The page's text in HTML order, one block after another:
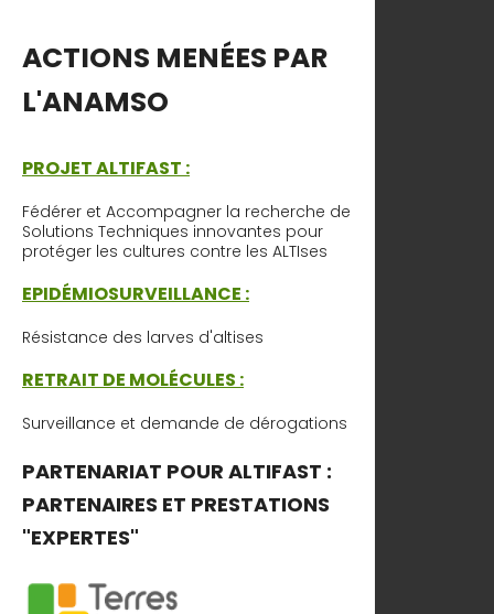
ACTIONS MENÉES PAR
L'ANAMSO
PROJET ALTIFAST :
Fédérer et Accompagner la recherche de
Solutions Techniques innovantes pour
protéger les cultures contre les ALTIses
EPIDÉMIOSURVEILLANCE :
Résistance des larves d'altises
RETRAIT DE MOLÉCULES :
Surveillance et demande de dérogations
PARTENARIAT POUR ALTIFAST :
PARTENAIRES ET PRESTATIONS
"EXPERTES"